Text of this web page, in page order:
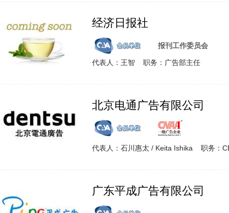
经济日报社
报刊工作委员会
代表人：王智 职务：广告部主任
北京电通广告有限公司
代表人：石川惠太 / Keita Ishika 职务：
广东平成广告有限公司